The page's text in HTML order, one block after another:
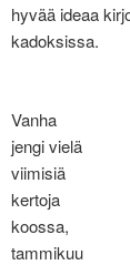
hyvää ideaa
kadoksissa.
Vanha
jengi vielä
viimisiä
kertoja
koossa,
tammikuu